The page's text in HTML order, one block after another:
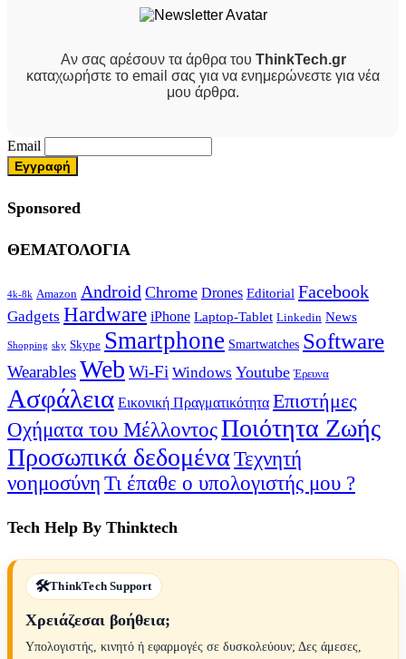
Αν σας αρέσουν τα άρθρα του ThinkTech.gr
καταχωρήστε το email σας για να ενημερώνεστε για νέα
μου άρθρα.
Email
Sponsored
ΘΕΜΑΤΟΛΟΓΙΑ
4k-8k Amazon Android Chrome Drones Editorial Facebook
Gadgets Hardware iPhone Laptop-Tablet Linkedin News
Shopping sky Skype Smartphone Smartwatches Software
WearablesWeb Wi-Fi Windows Youtube Έρευνα
Ασφάλεια Εικονική Πραγματικότητα Επιστήμες
Οχήματα του ΜέλλοντοςΠοιότητα Ζωής
Προσωπικά δεδομένα Τεχνητή
νοημοσύνη Τι έπαθε ο υπολογιστής μου ?
Tech Help By Thinktech
ThinkTech Support
Χρειάζεσαι βοήθεια;
Υπολογιστής, κινητό ή εφαρμογές σε δυσκολεύουν; Δες άμεσες,